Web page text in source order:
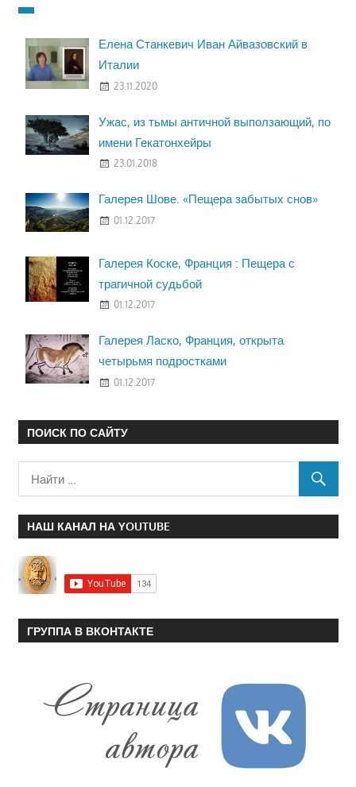
Елена Станкевич Иван Айвазовский в
Италии
23.11.2020
Ужас, из тьмы античной выползающий, по
имени Гекатонхейры
23.01.2018
Галерея Шове. «Пещера забытых снов»
01.12.2017
Галерея Коске, Франция : Пещера с
трагичной судьбой
01.12.2017
Галерея Ласко, Франция, открыта
четырьмя подростками
01.12.2017
ПОИСК ПО САЙТУ
НАШ КАНАЛ НА YOUTUBE
ГРУППА В ВКОНТАКТЕ